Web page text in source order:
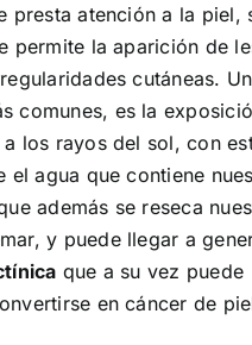
presta atención a la piel,
permite la aparición de
cutáneas.
comunes, es la
los rayos del sol, con
el agua que contiene
además se reseca
y puede llegar a
que a su vez puede
encáncer de